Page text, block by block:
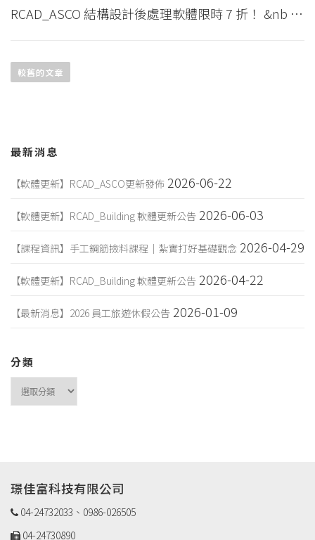
RCAD_ASCO 結構設計後處理軟體限時 7 折！ &nb …
章
導較舊的文章
最新消息
【軟體更新】RCAD_ASCO更新發佈 2026-06-22
【軟體更新】RCAD_Building 軟體更新公告 2026-06-03
【課程資訊】手工鋼筋撿料課程｜紮實打好基礎觀念 2026-04-29
【軟體更新】RCAD_Building 軟體更新公告 2026-04-22
【最新消息】2026 員工旅遊休假公告 2026-01-09
分類
分
類
璟佳富科技有限公司
04-24732033、0986-026505
04-24730890